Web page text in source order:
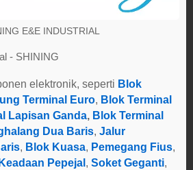
E&E INDUSTRIAL
- SHINING
elektronik, seperti Blok
Terminal Euro, Blok Terminal
Lapisan Ganda, Blok Terminal
Dua Baris, Jalur
, Blok Kuasa, Pemegang Fius,
Pepejal , Soket Geganti,